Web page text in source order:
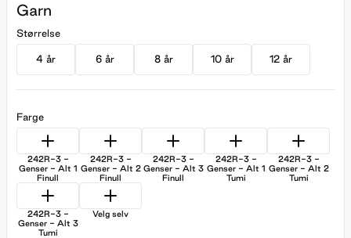
Garn
Størrelse
4 år 6 år 8 år 10 år 12 år
Farge
242R-3 -
Genser - Alt 1
Finull
242R-3 -
Genser - Alt 2
Finull
242R-3 -
Genser - Alt 3
Finull
242R-3 -
Genser - Alt 1
Tumi
242R-3 -
Genser - Alt 2
Tumi
242R-3 -
Genser - Alt 3
Tumi
Velg selv